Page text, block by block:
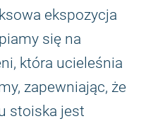
ekspozycja
się na
która ucieleśnia
zapewniając, że
stoiska jest